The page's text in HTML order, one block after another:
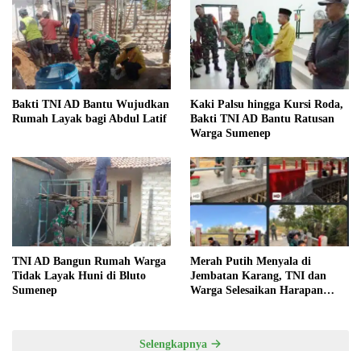
Bakti TNI AD Bantu Wujudkan
Rumah Layak bagi Abdul Latif
Kaki Palsu hingga Kursi Roda,
Bakti TNI AD Bantu Ratusan
Warga Sumenep
TNI AD Bangun Rumah Warga
Tidak Layak Huni di Bluto
Sumenep
Merah Putih Menyala di
Jembatan Karang, TNI dan
Warga Selesaikan Harapan
Selengkapnya